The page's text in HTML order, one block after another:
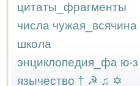
цитаты_фрагменты
числа чужая_всячина
школа
энциклопедия_фа ю-з
язычество † ☭ ♫ ✡